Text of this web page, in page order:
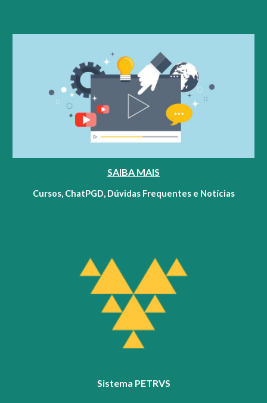
SAIBA MAIS
Cursos, ChatPGD, Dúvidas Frequentes e Notícias
Sistema PETRVS